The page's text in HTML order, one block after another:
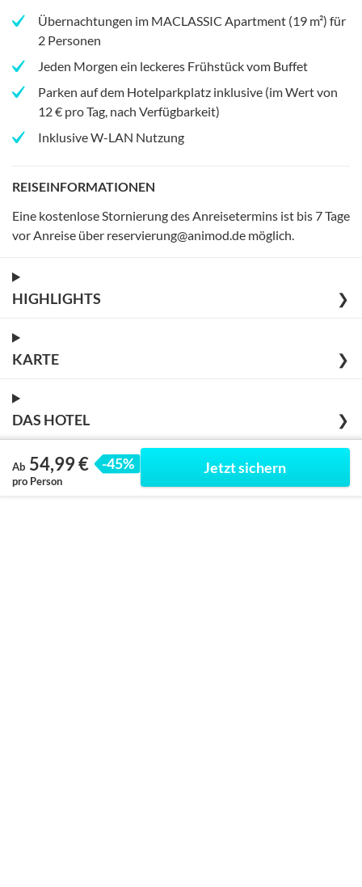
Übernachtungen im MACLASSIC Apartment (19 m²) für
2 Personen
Jeden Morgen ein leckeres Frühstück vom Buffet
Parken auf dem Hotelparkplatz inklusive (im Wert von
12 € pro Tag, nach Verfügbarkeit)
Inklusive W-LAN Nutzung
REISEINFORMATIONEN
Eine kostenlose Stornierung des Anreisetermins ist bis 7 Tage
vor Anreise über reservierung@animod.de möglich
HIGHLIGHTS ❯
KARTE ❯
DAS HOTEL ❯
Ab 54,99 € -45%
pro Person
Jetzt sichern